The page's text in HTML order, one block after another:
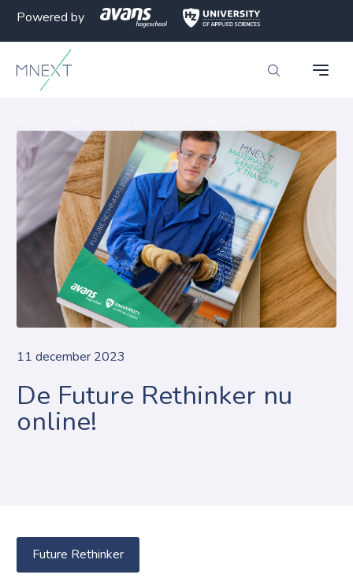
Powered by
11 december 2023
De Future Rethinker nu
online!
Future Rethinker